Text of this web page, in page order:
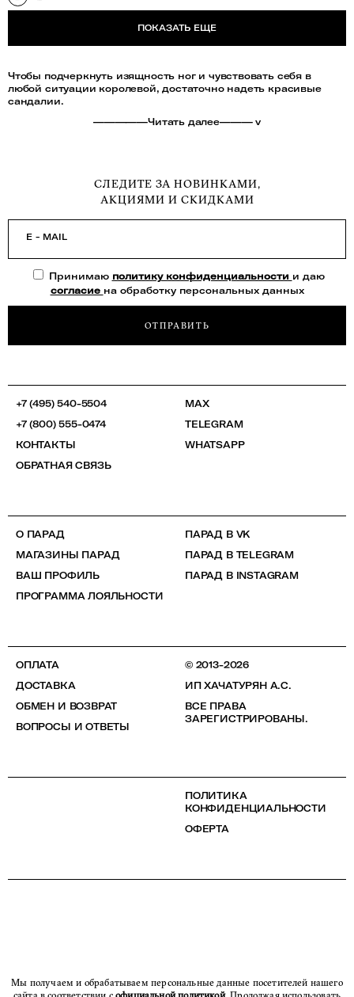
ПОКАЗАТЬ ЕЩЕ
Чтобы подчеркнуть изящность ног и чувствовать себя в
любой ситуации королевой, достаточно надеть красивые
сандалии.
—————Читать далее——— v
СЛЕДИТЕ ЗА НОВИНКАМИ,
АКЦИЯМИ И СКИДКАМИ
E - MAIL
Принимаю политику конфиденциальности и даю
согласие на обработку персональных данных
ОТПРАВИТЬ
+7 (495) 540-5504
+7 (800) 555-0474
КОНТАКТЫ
ОБРАТНАЯ СВЯЗЬ
MAX
TELEGRAM
WHATSAPP
О ПАРАД
МАГАЗИНЫ ПАРАД
ВАШ ПРОФИЛЬ
ПРОГРАММА ЛОЯЛЬНОСТИ
ПАРАД В VK
ПАРАД В TELEGRAM
ПАРАД В INSTAGRAM
ОПЛАТА
ДОСТАВКА
ОБМЕН И ВОЗВРАТ
ВОПРОСЫ И ОТВЕТЫ
© 2013-2026
ИП ХАЧАТУРЯН А.С.
ВСЕ ПРАВА
ЗАРЕГИСТРИРОВАНЫ.
ПОЛИТИКА
КОНФИДЕНЦИАЛЬНОСТИ
ОФЕРТА
Мы получаем и обрабатываем персональные данные посетителей нашего